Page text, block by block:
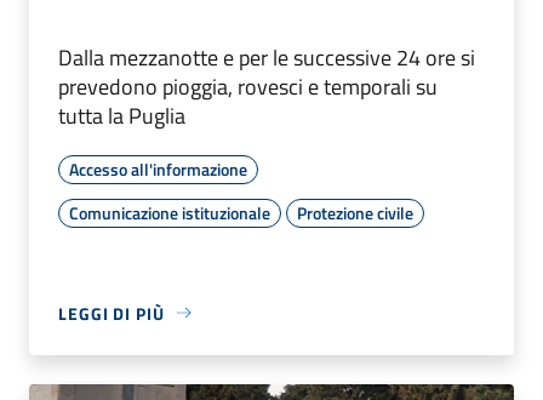
Dalla mezzanotte e per le successive 24 ore si
prevedono pioggia, rovesci e temporali su
tutta la Puglia
Accesso all'informazione
Comunicazione istituzionale
Protezione civile
LEGGI DI PIÙ